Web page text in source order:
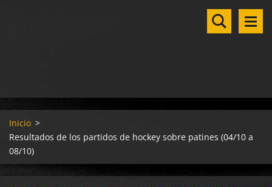
Inicio >
Resultados de los partidos de hockey sobre patines (04/10 a
08/10)